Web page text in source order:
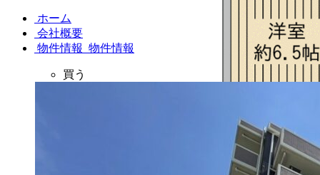
ホーム
会社概要
物件情報 物件情報
買う